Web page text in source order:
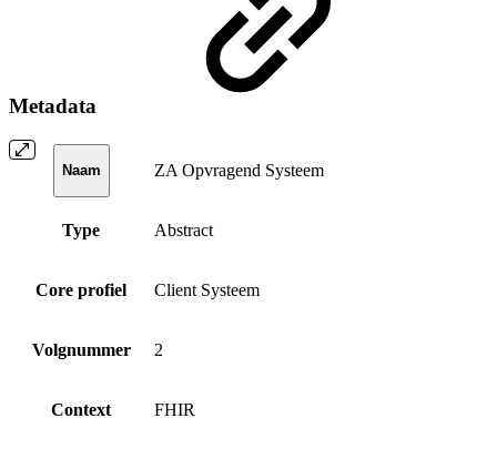
Metadata
Naam ZA Opvragend Systeem
Type Abstract
Core profiel Client Systeem
Volgnummer 2
Context FHIR